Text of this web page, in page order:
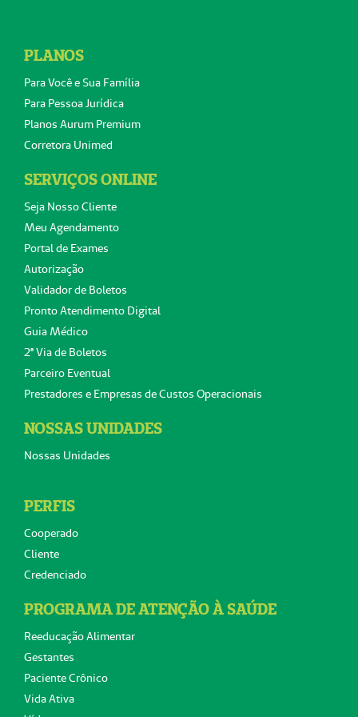
PLANOS
Para Você e Sua Família
Para Pessoa Jurídica
Planos Aurum Premium
Corretora Unimed
SERVIÇOS ONLINE
Seja Nosso Cliente
Meu Agendamento
Portal de Exames
Autorização
Validador de Boletos
Pronto Atendimento Digital
Guia Médico
2ª Via de Boletos
Parceiro Eventual
Prestadores e Empresas de Custos Operacionais
NOSSAS UNIDADES
Nossas Unidades
PERFIS
Cooperado
Cliente
Credenciado
PROGRAMA DE ATENÇÃO À SAÚDE
Reeducação Alimentar
Gestantes
Paciente Crônico
Vida Ativa